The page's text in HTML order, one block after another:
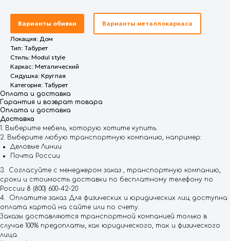
Варианты обивки
Варианты металлокаркаса
Локация: Дом
Тип: Табурет
Стиль: Modul style
Каркас: Металический
Сидушка: Круглая
Категория: Табурет
Оплата и доставка
Гарантия и возврат товара
Оплата и доставка
Доставка
1. Выберите мебель, которую хотите купить.
2. Выберите любую транспортную компанию, например:
Деловые Линии
Почта России
3. Согласуйте с менеджером заказ , транспортную компанию,
сроки и стоимость доставки по бесплатному телефону по
России 8 (800) 600-42-20
4. Оплатите заказ. Для физических и юридических лиц доступна
оплата картой на сайте или по счету.
Заказы доставляются транспортной компанией только в
случае 100% предоплаты, как юридического, так и физического
лица.